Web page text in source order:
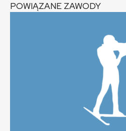
POWIĄZANE ZAWODY